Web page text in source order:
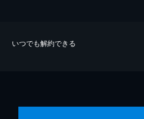
いつでも解約できる